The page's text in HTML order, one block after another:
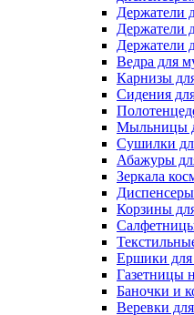
Держатели
Держатели
Держатели
Ведра для
Карнизы
Сидения
Мыльницы
Сушилки
Абажуры
Зеркала
Корзины
Ершики для
Газетницы
Баночки и
Веревки